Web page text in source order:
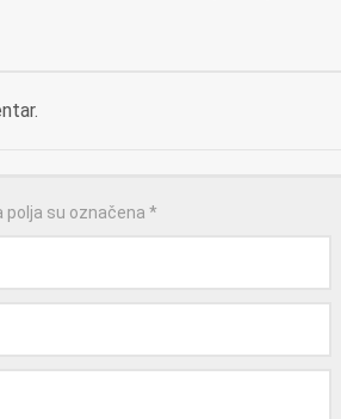
polja su označena *